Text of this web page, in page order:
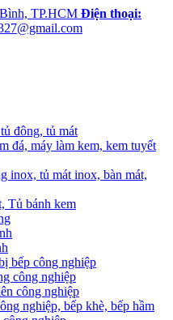
TP.HCM Điện thoại:
đông, tủ mát
đá, máy làm kem, kem tuyết
inox, tủ mát inox, bàn mát,
Tủ bánh kem
bếp công nghiệp
công nghiệp
công nghiệp
nghiệp, bếp khè, bếp hầm